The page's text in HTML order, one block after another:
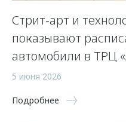
Стрит-арт и
показывают
автомобили в ТРЦ
5 июня 2026
Подробнее